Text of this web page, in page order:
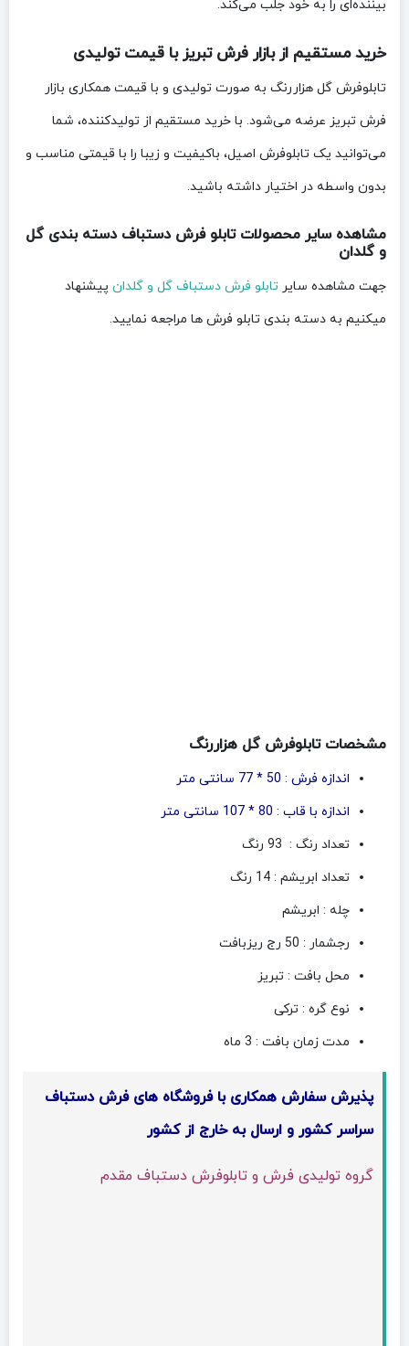
بیننده‌ای را به خود جلب می‌کند.
خرید مستقیم از بازار فرش تبریز با قیمت تولیدی
تابلوفرش گل هزاررنگ به صورت تولیدی و با قیمت همکاری بازار
فرش تبریز عرضه می‌شود. با خرید مستقیم از تولیدکننده، شما
می‌توانید یک تابلوفرش اصیل، باکیفیت و زیبا را با قیمتی مناسب و
بدون واسطه در اختیار داشته باشید.
مشاهده سایر محصولات تابلو فرش دستباف دسته بندی گل
و گلدان
جهت مشاهده سایر تابلو فرش دستباف گل و گلدان پیشنهاد
میکنیم به دسته بندی تابلو فرش ها مراجعه نمایید.
مشخصات تابلوفرش گل هزاررنگ
اندازه فرش : 50 * 77 سانتی متر
اندازه با قاب : 80 * 107 سانتی متر
تعداد رنگ : 93 رنگ
تعداد ابریشم : 14 رنگ
چله : ابریشم
رجشمار : 50 رج ریزبافت
محل بافت : تبریز
نوع گره : ترکی
مدت زمان بافت : 3 ماه
پذیرش سفارش همکاری با فروشگاه های فرش دستباف
سراسر کشور و ارسال به خارج از کشور
گروه تولیدی فرش و تابلوفرش دستباف مقدم